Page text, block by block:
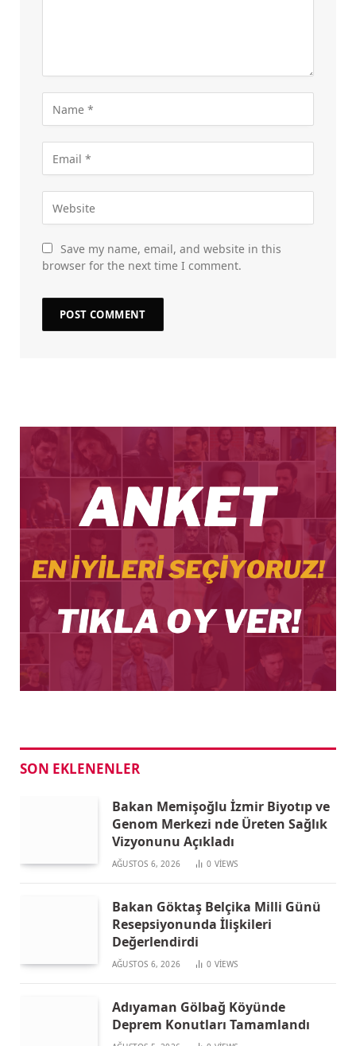
Save my name, email, and website in this
browser for the next time I comment.
SON EKLENENLER
Bakan Memişoğlu İzmir Biyotıp ve
Genom Merkezi nde Üreten Sağlık
Vizyonunu Açıkladı
AĞUSTOS 6, 2026 0 VIEWS
Bakan Göktaş Belçika Milli Günü
Resepsiyonunda İlişkileri
Değerlendirdi
AĞUSTOS 6, 2026 0 VIEWS
Adıyaman Gölbağ Köyünde
Deprem Konutları Tamamlandı